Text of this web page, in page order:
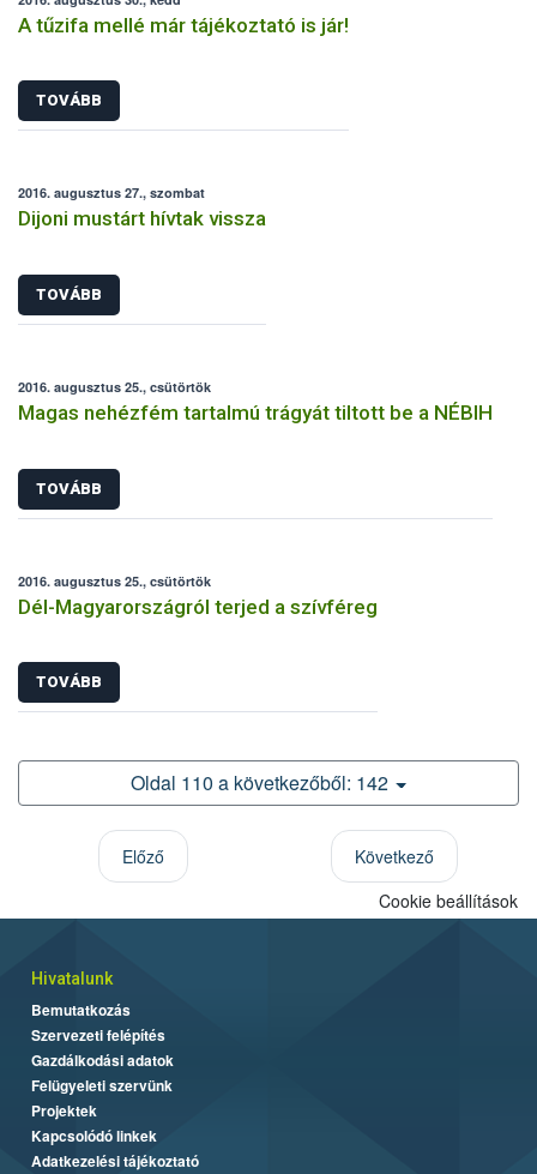
A tűzifa mellé már tájékoztató is jár!
TOVÁBB
2016. augusztus 27., szombat
Dijoni mustárt hívtak vissza
TOVÁBB
2016. augusztus 25., csütörtök
Magas nehézfém tartalmú trágyát tiltott be a NÉBIH
TOVÁBB
2016. augusztus 25., csütörtök
Dél-Magyarországról terjed a szívféreg
TOVÁBB
Oldal 110 a következőből: 142
Előző
Következő
Cookie beállítások
Hivatalunk
Bemutatkozás
Szervezeti felépítés
Gazdálkodási adatok
Felügyeleti szervünk
Projektek
Kapcsolódó linkek
Adatkezelési tájékoztató